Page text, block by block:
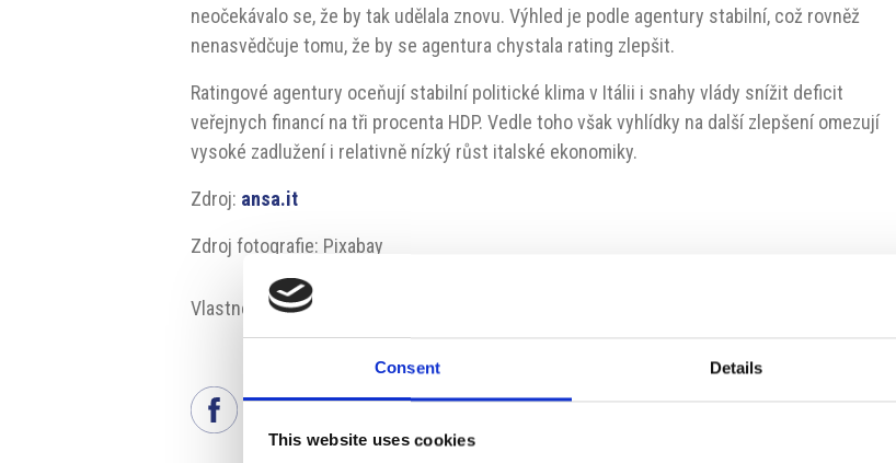
Consent Details
This website uses cookies
neočekávalo se, že by tak udělala znovu. Výhled je podle agentury stabilní, což rovněž
nenasvědčuje tomu, že by se agentura chystala rating zlepšit.
Ratingové agentury oceňují stabilní politické klima v Itálii i snahy vlády snížit deficit
veřejnych financí na tři procenta HDP. Vedle toho však vyhlídky na další zlepšení omezují
vysoké zadlužení i relativně nízký růst italské ekonomiky.
Zdroj: ansa.it
Zdroj fotografie: Pixabay
Vlastnosti: #rating